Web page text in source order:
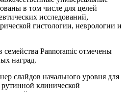
в том числе для целей
исследований,
гистологии, неврологии и
Pannoramic отмечены
наград.
слайдов начального уровня для
клинической